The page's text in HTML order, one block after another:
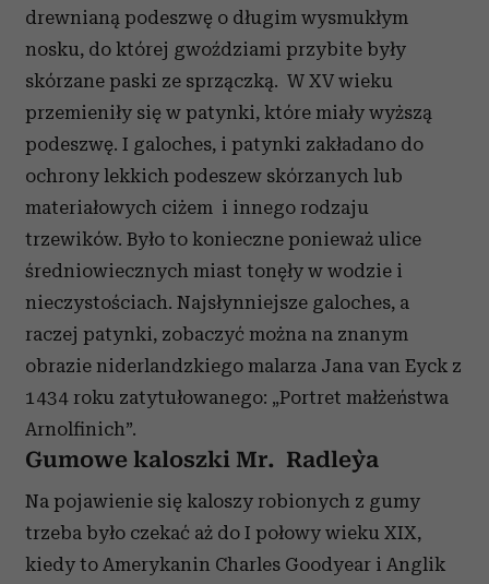
drewnianą podeszwę o długim wysmukłym
nosku, do której gwoździami przybite były
skórzane paski ze sprzączką. W XV wieku
przemieniły się w patynki, które miały wyższą
podeszwę. I galoches, i patynki zakładano do
ochrony lekkich podeszew skórzanych lub
materiałowych ciżem i innego rodzaju
trzewików. Było to konieczne ponieważ ulice
średniowiecznych miast tonęły w wodzie i
nieczystościach. Najsłynniejsze galoches, a
raczej patynki, zobaczyć można na znanym
obrazie niderlandzkiego malarza Jana van Eyck z
1434 roku zatytułowanego: „Portret małżeństwa
Arnolfinich”.
Gumowe kaloszki Mr. Radley`a
Na pojawienie się kaloszy robionych z gumy
trzeba było czekać aż do I połowy wieku XIX,
kiedy to Amerykanin Charles Goodyear i Anglik